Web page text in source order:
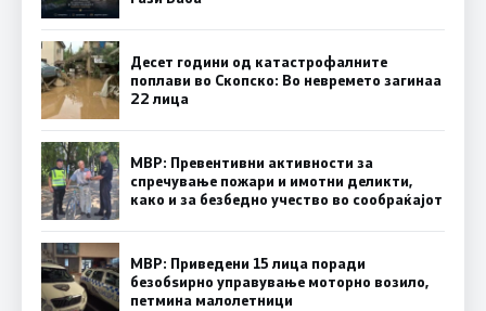
Десет години од катастрофалните
поплави во Скопско: Во невремето загинаа
22 лица
МВР: Превентивни активности за
спречување пожари и имотни деликти,
како и за безбедно учество во сообраќајот
МВР: Приведени 15 лица поради
безобѕирно управување моторно возило,
петмина малолетници